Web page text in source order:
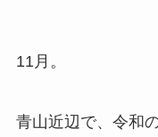
11月。
青山近辺で、令和